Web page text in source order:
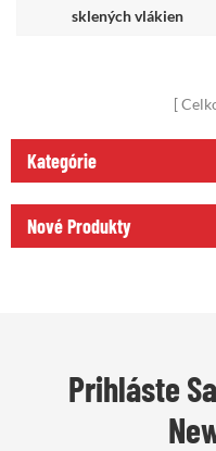
sklených vlákien
Kategórie
Nové Produkty
Prihláste